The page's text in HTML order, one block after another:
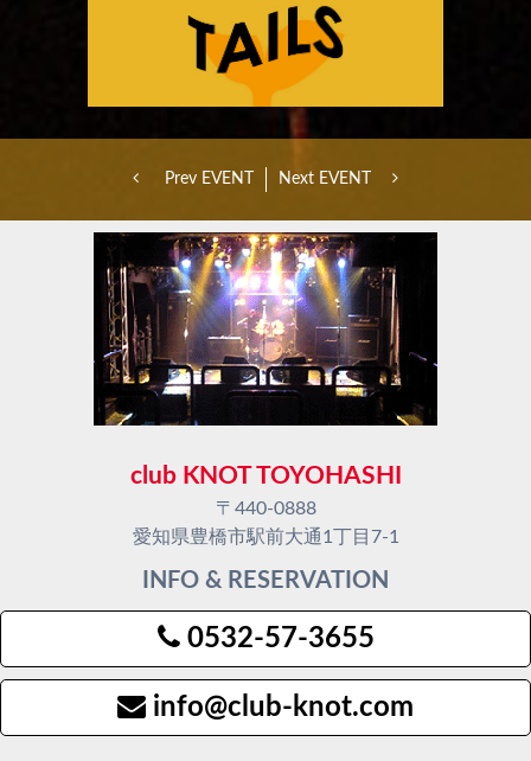
Prev EVENT Next EVENT
club KNOT TOYOHASHI
〒440-0888
愛知県豊橋市駅前大通1丁目7-1
INFO & RESERVATION
0532-57-3655
info@club-knot.com